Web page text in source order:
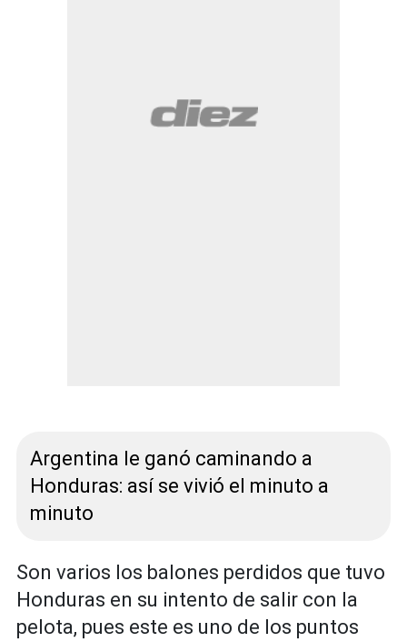
Argentina le ganó caminando a
Honduras: así se vivió el minuto a
minuto
Son varios los balones perdidos que tuvo
Honduras en su intento de salir con la
pelota, pues este es uno de los puntos